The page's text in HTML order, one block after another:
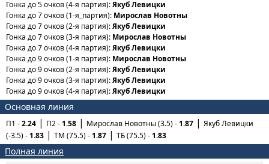
Гонка до 5 очков (4-я партия):Якуб Левицки
Гонка до 7 очков (1-я_партия): Мирослав Новотны
Гонка до 7 очков (2-я партия):Якуб Левицки
Гонка до 7 очков (3-я партия): Мирослав Новотны
Гонка до 7 очков (4-я партия):Якуб Левицки
Гонка до 9 очков (1-я партия): Мирослав Новотны
Гонка до 9 очков (2-я партия):Якуб Левицки
Гонка до 9 очков (3-я партия):Якуб Левицки
Гонка до 9 очков (4-я партия):Якуб Левицки
Основная линия
П1 -2.24 П2 -1.58 Мирослав Новотны (3.5) -1.87
Якуб Левицки
(-3.5) -1.83 ТМ (75.5) -1.87 ТБ (75.5) -1.83
Полная линия